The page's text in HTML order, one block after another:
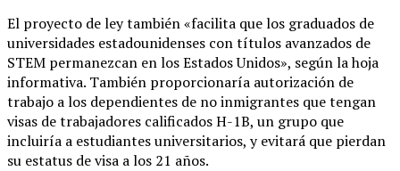
El proyecto de ley también «facilita que los graduados de
universidades estadounidenses con títulos avanzados de
STEM permanezcan en los Estados Unidos», según la hoja
informativa. También proporcionaría autorización de
trabajo a los dependientes de no inmigrantes que tengan
visas de trabajadores calificados H-1B, un grupo que
incluiría a estudiantes universitarios, y evitará que pierdan
su estatus de visa a los 21 años.